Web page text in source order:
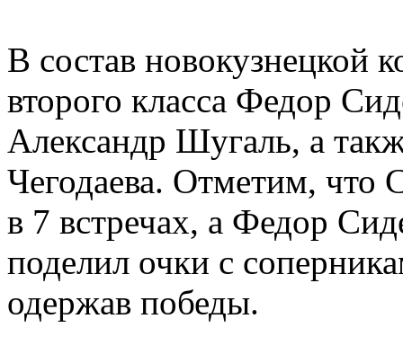
В состав новокузнецкой
второго класса Федор
Александр Шугаль, а
Чегодаева. Отметим, что
в 7 встречах, а Федор
поделил очки с
одержав победы.